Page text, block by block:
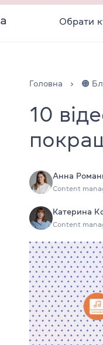
Обрати
Головна 🟠
10
Анна
Content
Катерина
Content